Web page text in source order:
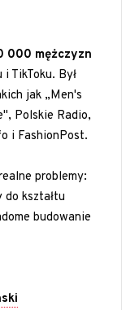
000 mężczyzn
TikToku. Był
jak „Men's
Polskie Radio,
i FashionPost.
problemy:
kształtu
budowanie